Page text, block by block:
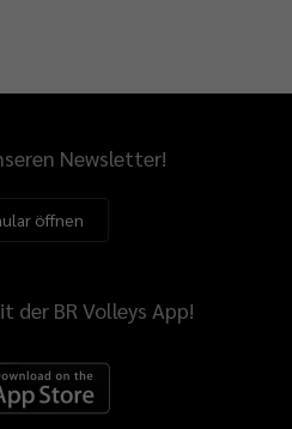
Newsletter!
öffnen
BR Volleys App!